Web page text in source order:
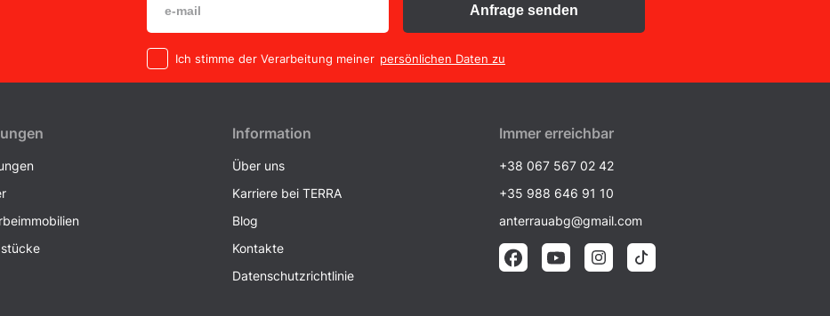
Ich stimme der Verarbeitung meiner persönlichen Daten zu
Anfrage senden
Information
Über uns
Karriere bei TERRA
Blog
Kontakte
Datenschutzrichtlinie
Immer erreichbar
+38 067 567 02 42
+35 988 646 91 10
anterrauabg@gmail.com